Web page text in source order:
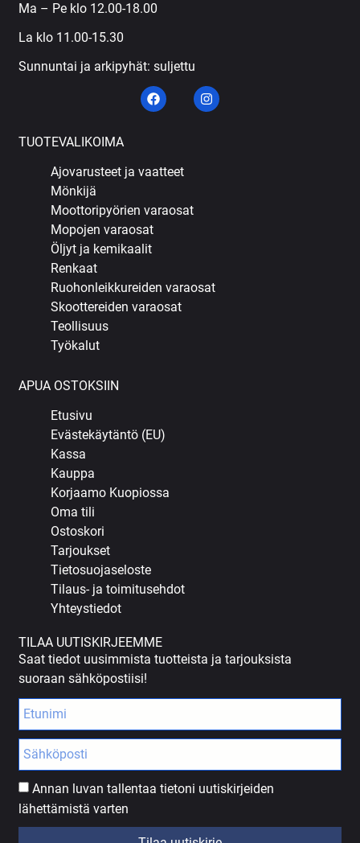
Ma – Pe klo 12.00-18.00
La klo 11.00-15.30
Sunnuntai ja arkipyhät: suljettu
TUOTEVALIKOIMA
Ajovarusteet ja vaatteet
Mönkijä
Moottoripyörien varaosat
Mopojen varaosat
Öljyt ja kemikaalit
Renkaat
Ruohonleikkureiden varaosat
Skoottereiden varaosat
Teollisuus
Työkalut
APUA OSTOKSIIN
Etusivu
Evästekäytäntö (EU)
Kassa
Kauppa
Korjaamo Kuopiossa
Oma tili
Ostoskori
Tarjoukset
Tietosuojaseloste
Tilaus- ja toimitusehdot
Yhteystiedot
TILAA UUTISKIRJEEMME
Saat tiedot uusimmista tuotteista ja tarjouksista
suoraan sähköpostiisi!
Annan luvan tallentaa tietoni uutiskirjeiden
lähettämistä varten